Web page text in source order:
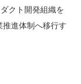
クト開発組織を
推進体制へ移行す